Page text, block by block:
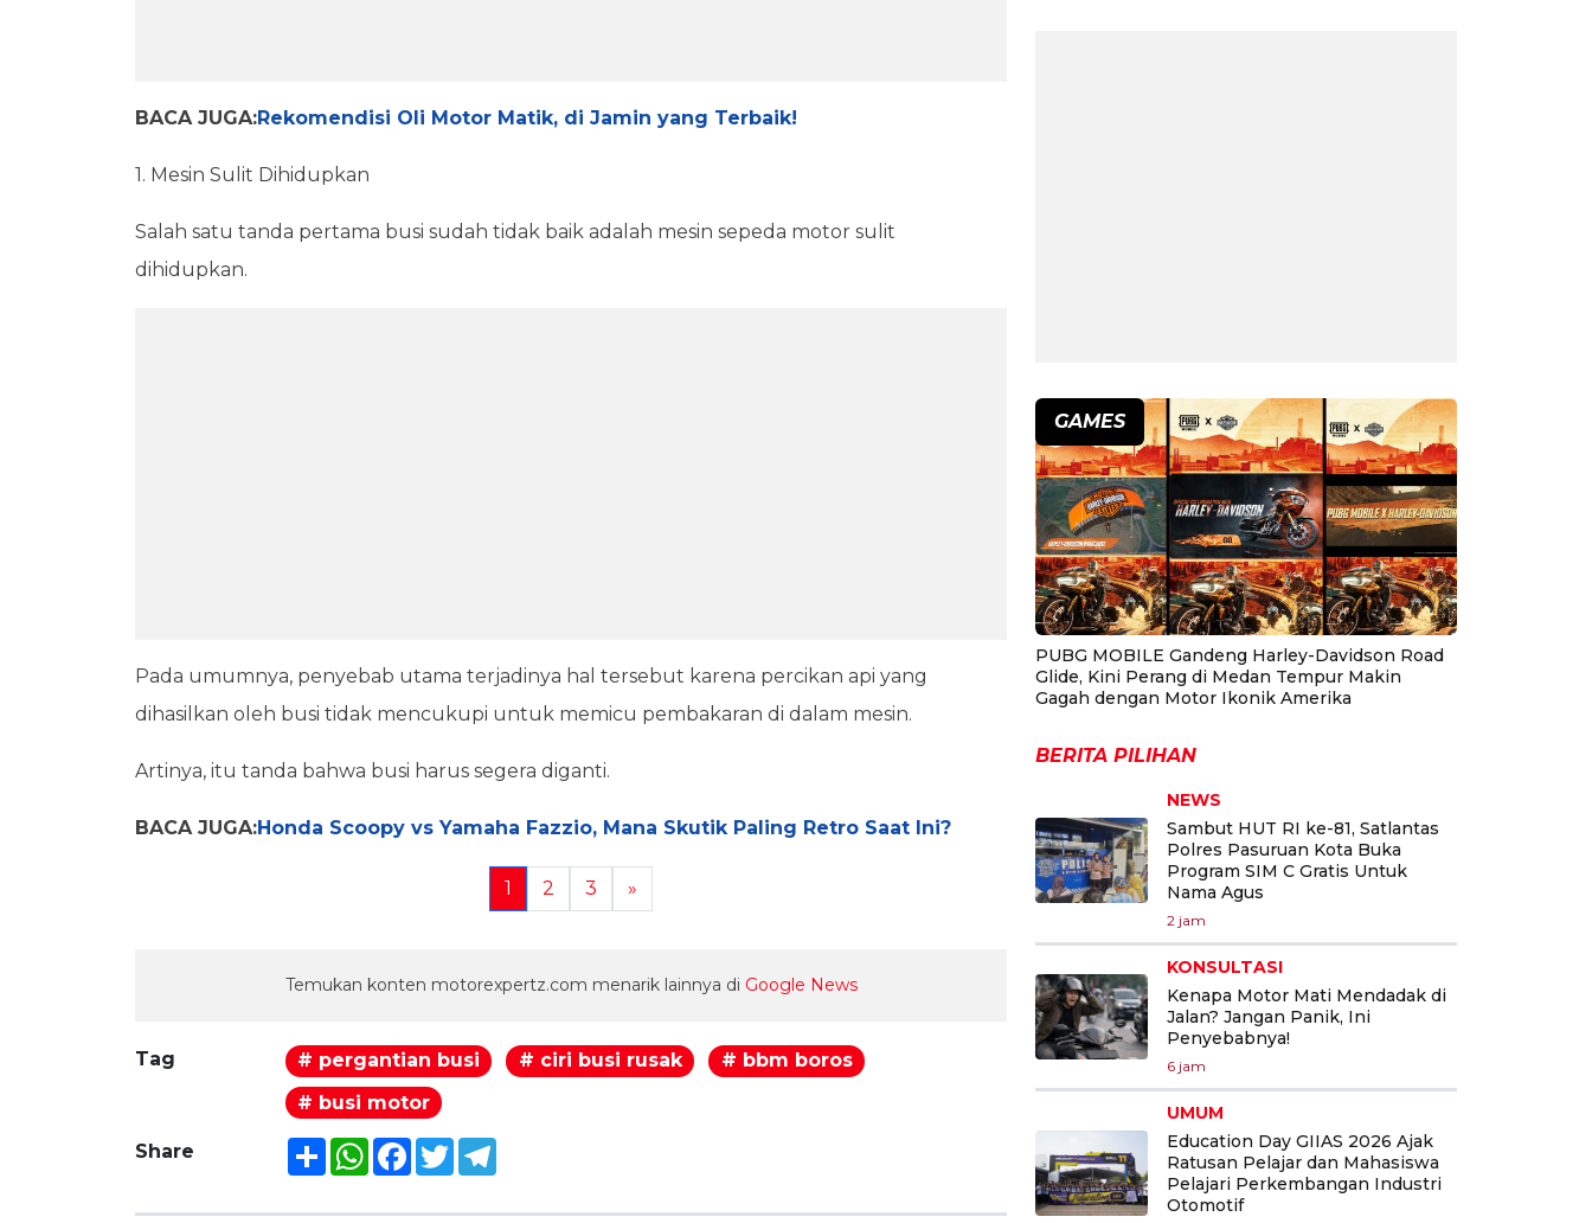
BACA JUGA:Rekomendisi Oli Motor Matik, di Jamin yang Terbaik!
1. Mesin Sulit Dihidupkan
Salah satu tanda pertama busi sudah tidak baik adalah mesin sepeda motor sulit
dihidupkan.
Pada umumnya, penyebab utama terjadinya hal tersebut karena percikan api yang
dihasilkan oleh busi tidak mencukupi untuk memicu pembakaran di dalam mesin.
Artinya, itu tanda bahwa busi harus segera diganti.
BACA JUGA:Honda Scoopy vs Yamaha Fazzio, Mana Skutik Paling Retro Saat Ini?
1 2 3 »
Temukan konten motorexpertz.com menarik lainnya di Google News
Tag # pergantian busi # ciri busi rusak
# bbm boros
# busi motor
Share ShareWhatsApp
Facebook
TwitterTelegram
GAMES
PUBG MOBILE Gandeng Harley-Davidson Road
Glide, Kini Perang di Medan Tempur Makin
Gagah dengan Motor Ikonik Amerika
BERITA PILIHAN
NEWS
Sambut HUT RI ke-81, Satlantas
Polres Pasuruan Kota Buka
Program SIM C Gratis Untuk
Nama Agus
2 jam
KONSULTASI
Kenapa Motor Mati Mendadak di
Jalan? Jangan Panik, Ini
Penyebabnya!
6 jam
UMUM
Education Day GIIAS 2026 Ajak
Ratusan Pelajar dan Mahasiswa
Pelajari Perkembangan Industri
Otomotif